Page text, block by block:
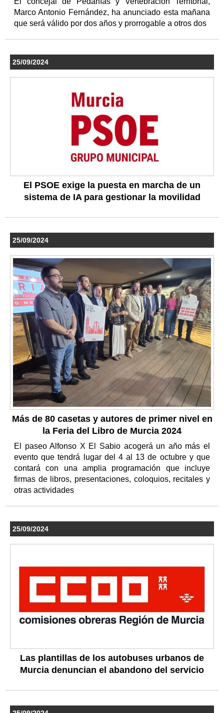
Marco Antonio Fernández, ha anunciado esta mañana
que será válido por dos años y prorrogable a otros dos
25/09/2024
El PSOE exige la puesta en marcha de un
sistema de IA para gestionar la movilidad
25/09/2024
Más de 80 casetas y autores de primer nivel en
la Feria del Libro de Murcia 2024
El paseo Alfonso X El Sabio acogerá un año más el
evento que tendrá lugar del 4 al 13 de octubre y que
contará con una amplia programación que incluye
firmas de libros, presentaciones, coloquios, recitales y
otras actividades
25/09/2024
Las plantillas de los autobuses urbanos de
Murcia denuncian el abandono del servicio